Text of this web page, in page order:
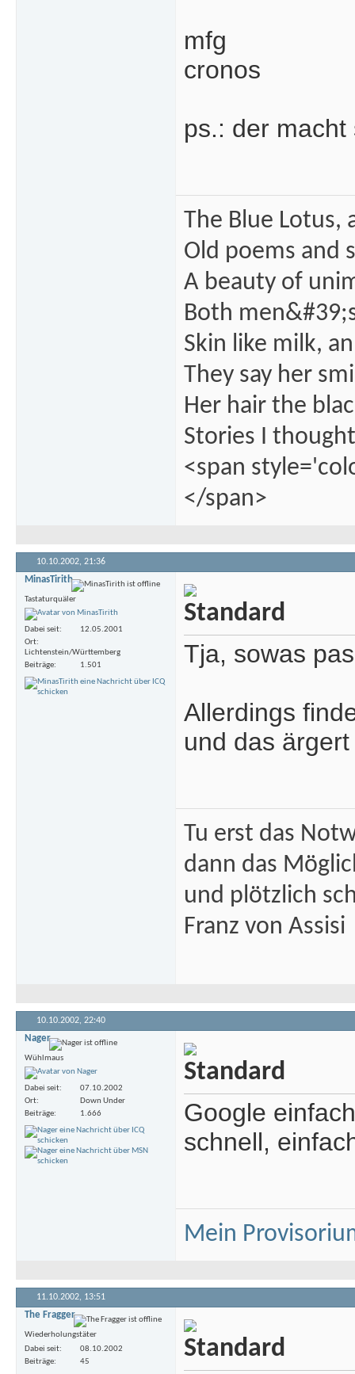
mfg
cronos
ps.: der
The Blue Lotus,
Old poems and
A beauty of
Both
Skin like milk,
They say her
Her hair the
Stories I
<span
</span>
10.10.2002, 21:36
MinasTirith
Tastaturquäler
Dabei seit
12.05.2001
Ort
Lichtenstein/Württemberg
Beiträge
1.501 Tja, sowas
Allerdings
und das
Tu erst das
dann das
und plötzlich
Franz von Assisi
10.10.2002, 22:40
Nager
Wühlmaus
Dabei seit
07.10.2002
Ort
Down Under
Beiträge
1.666
Google
schnell,
Mein
11.10.2002, 13:51
The Fragger
Wiederholungstäter
Dabei seit
08.10.2002
Beiträge
45